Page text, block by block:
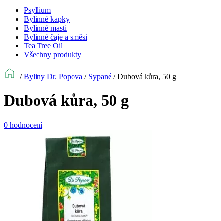
Psyllium
Bylinné kapky
Bylinné masti
Bylinné čaje a směsi
Tea Tree Oil
Všechny produkty
/Byliny Dr. Popova / Sypané /Dubová kůra, 50 g
Dubová kůra, 50 g
0 hodnocení